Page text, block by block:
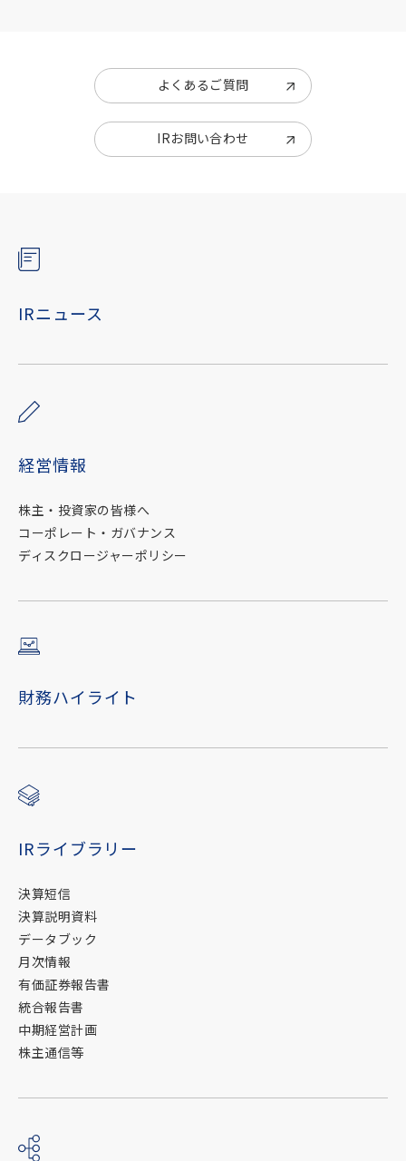
よくあるご質問
IRお問い合わせ
IRニュース
経営情報
株主・投資家の皆様へ
コーポレート・ガバナンス
ディスクロージャーポリシー
財務ハイライト
IRライブラリー
決算短信
決算説明資料
データブック
月次情報
有価証券報告書
統合報告書
中期経営計画
株主通信等